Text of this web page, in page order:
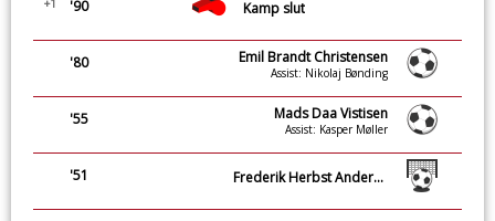
'90
+1 Kamp slut
'80 Emil Brandt Christensen
Assist: Nikolaj Bønding
'55 Mads Daa Vistisen
Assist: Kasper Møller
'51 Frederik Herbst Andersen (Straffe)